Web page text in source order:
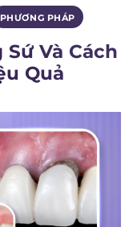
PHƯƠNG PHÁP
Sứ Và Cách
Quả